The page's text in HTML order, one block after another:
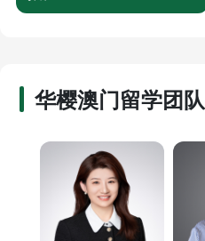
华樱澳门留学团队